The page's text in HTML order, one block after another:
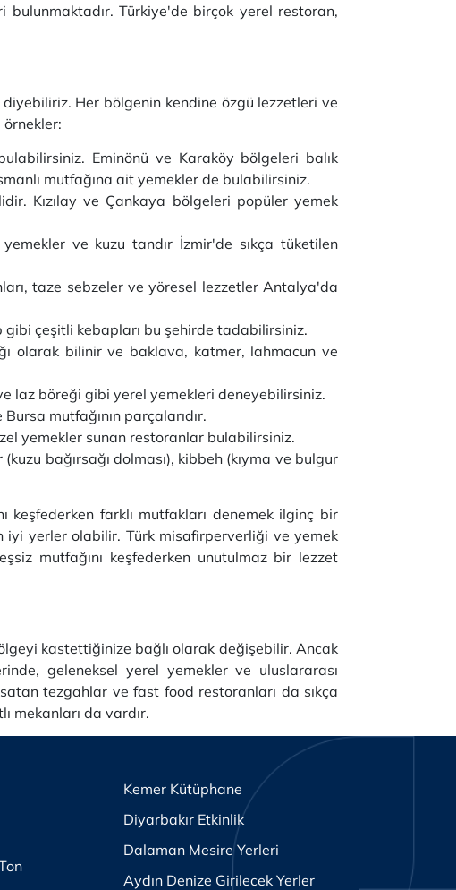
Türkiye'de birçok yerel restoran,
Her bölgenin kendine özgü lezzetleri ve
örnekler:
Eminönü ve Karaköy bölgeleri balık
mutfağına ait yemekler de bulabilirsiniz.
Kızılay ve Çankaya bölgeleri popüler yemek
ve kuzu tandır İzmir'de sıkça tüketilen
taze sebzeler ve yöresel lezzetler Antalya'da
çeşitli kebapları bu şehirde tadabilirsiniz.
olarak bilinir ve baklava, katmer, lahmacun ve
laz böreği gibi yerel yemekleri deneyebilirsiniz.
mutfağının parçalarıdır.
yemekler sunan restoranlar bulabilirsiniz.
bağırsağı dolması), kibbeh (kıyma ve bulgur
farklı mutfakları denemek ilginç bir
iyi yerler olabilir. Türk misafirperverliği ve yemek
mutfağını keşfederken unutulmaz bir lezzet
kastettiğinize bağlı olarak değişebilir. Ancak
geleneksel yerel yemekler ve uluslararası
tezgahlar ve fast food restoranları da sıkça
mekanları da vardır.
Kemer Kütüphane
Diyarbakır Etkinlik
Dalaman Mesire Yerleri
Aydın Denize Girilecek Yerler